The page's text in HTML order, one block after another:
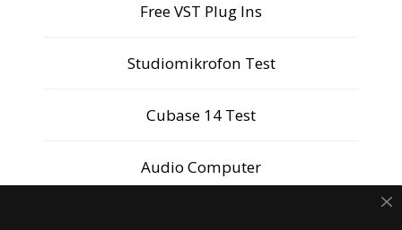
Free VST Plug Ins
Studiomikrofon Test
Cubase 14 Test
Audio Computer